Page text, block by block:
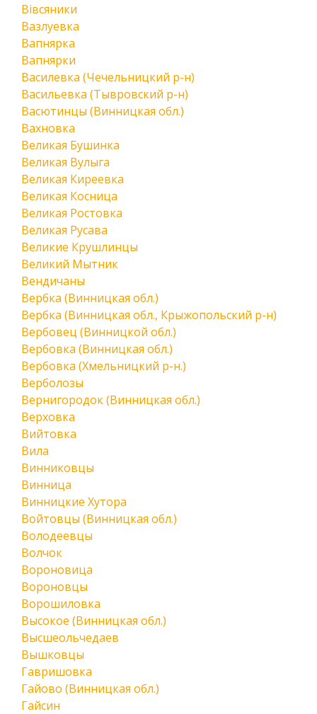
Вівсяники
Вазлуевка
Вапнярка
Вапнярки
Василевка (Чечельницкий р-н)
Васильевка (Тывровский р-н)
Васютинцы (Винницкая обл.)
Вахновка
Великая Бушинка
Великая Вулыга
Великая Киреевка
Великая Косница
Великая Ростовка
Великая Русава
Великие Крушлинцы
Великий Мытник
Вендичаны
Вербка (Винницкая обл.)
Вербка (Винницкая обл., Крыжопольский р-н)
Вербовец (Винницкой обл.)
Вербовка (Винницкая обл.)
Вербовка (Хмельницкий р-н.)
Верболозы
Вернигородок (Винницкая обл.)
Верховка
Вийтовка
Вила
Винниковцы
Винница
Винницкие Хутора
Войтовцы (Винницкая обл.)
Володеевцы
Волчок
Вороновица
Вороновцы
Ворошиловка
Высокое (Винницкая обл.)
Высшеольчедаев
Вышковцы
Гавришовка
Гайово (Винницкая обл.)
Гайсин